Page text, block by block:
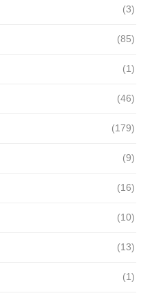
(3)
(85)
(1)
(46)
(179)
(9)
(16)
(10)
(13)
(1)